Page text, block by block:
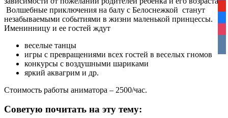
Волшебные приключения на балу с Белоснежкой станут
незабываемыми событиями в жизни маленькой принцессы.
Именинницу и ее гостей ждут
веселые танцы
игры с превращениями всех гостей в веселых гномов
конкурсы с воздушными шариками
яркий аквагрим и др.
Стоимость работы аниматора – 2500/час.
Советую почитать на эту тему: